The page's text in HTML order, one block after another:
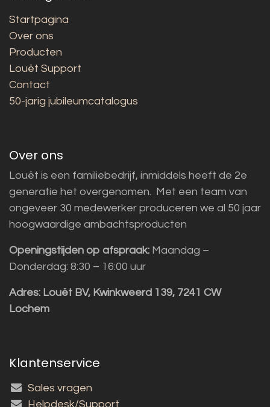
Startpagina
Over ons
Producten
Louët Support
Contact
50-jarig jubileumcatalogus
Over ons
Louët is een familiebedrijf, inmiddels heeft de 2e
generatie het overgenomen. Met een team van
ongeveer 30 medewerker produceren we al 50 jaar
hoogwaardige ambachtsproducten
Openingstijden op afspraak: Maandag –
Donderdag: 8:30 – 16:00 uur
Adres: Louët BV, Kwinkweerd 139, 7241 CW
Lochem
Klantenservice
Sales vragen
Helpdesk/Support